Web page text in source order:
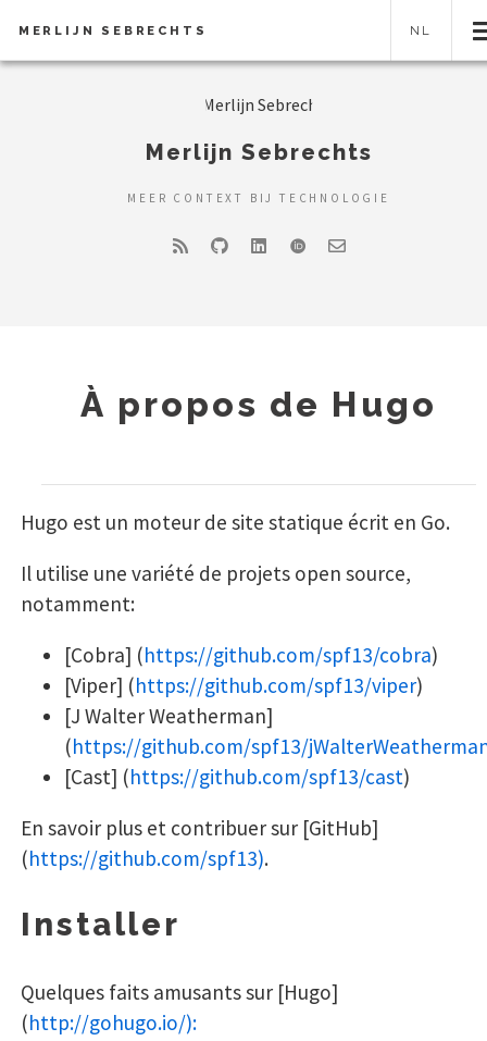
MERLIJN SEBRECHTS NL
Merlijn Sebrechts
MEER CONTEXT BIJ TECHNOLOGIE
À propos de Hugo
Hugo est un moteur de site statique écrit en Go.
Il utilise une variété de projets open source,
notamment:
[Cobra] (https://github.com/spf13/cobra)
[Viper] (https://github.com/spf13/viper)
[J Walter Weatherman]
(https://github.com/spf13/
[Cast] (https://github.com/spf13/cast)
En savoir plus et contribuer sur [GitHub]
(https://github.com/spf13).
Installer
Quelques faits amusants sur [Hugo]
(http://gohugo.io/):